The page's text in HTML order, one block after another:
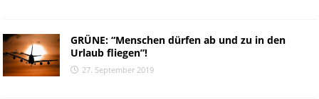
GRÜNE: “Menschen dürfen ab und zu in den
Urlaub fliegen”!
27. September 2019